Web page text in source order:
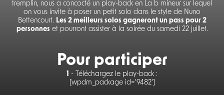
tremplin, nous a concocté un play-back en La b mineur sur lequel
on vous invite à poser un petit solo dans le style de Nuno
Bettencourt. Les 2 meilleurs solos gagneront un pass pour 2
personnes et pourront assister à la soirée du samedi 22 juillet.
Pour participer
1 - Téléchargez le play-back :
[wpdm_package id='9482']